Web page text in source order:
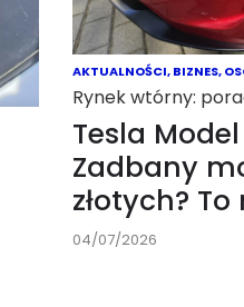
AKTUALNOŚCI,BIZNES,
Rynek wtórny:
Tesla
Zadbany
złotych?
04/07/2026